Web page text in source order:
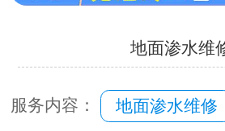
地面渗水维
服务内容： 地面渗水维修